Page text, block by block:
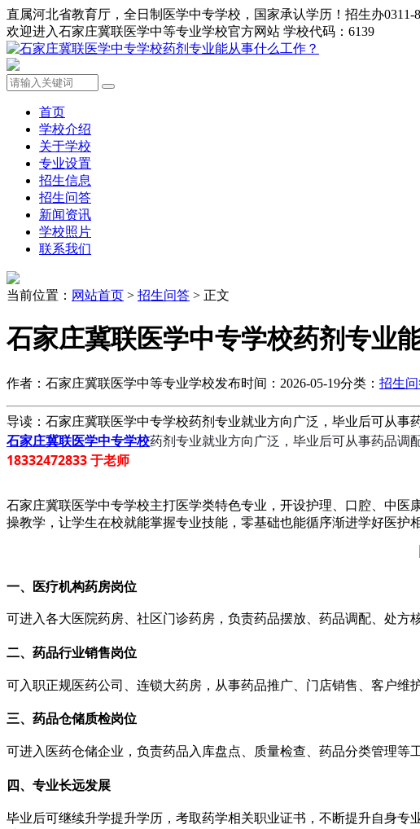
直属河北省教育厅，全日制医学中专学校，国家承认学历！招生办0311-
欢迎进入石家庄冀联医学中等专业学校官方网站 学校代码：6139
首页
学校介绍
关于学校
专业设置
招生信息
招生问答
新闻资讯
学校照片
联系我们
当前位置： 网站首页 > 招生问答 > 正文
石家庄冀联医学中专学校药剂专业
作者：石家庄冀联医学中等专业学校发布时间：2026-05-19分类： 招生
导读：石家庄冀联医学中专学校药剂专业就业方向广泛，毕业后可从事
石家庄冀联医学中专学校药剂专业就业方向广泛，毕业后可从事药品调
18332472833 于老师
石家庄冀联医学中专学校主打医学类特色专业，开设护理、口腔、中
操教学，让学生在校就能掌握专业技能，零基础也能循序渐进学好医护
一、医疗机构药房岗位
可进入各大医院药房、社区门诊药房，负责药品摆放、药品调配、处方
二、药品行业销售岗位
可入职正规医药公司、连锁大药房，从事药品推广、门店销售、客户维
三、药品仓储质检岗位
可进入医药仓储企业，负责药品入库盘点、质量检查、药品分类管理等
四、专业长远发展
毕业后可继续升学提升学历，考取药学相关职业证书，不断提升自身专